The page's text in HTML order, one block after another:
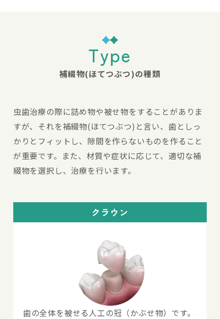
Type
補綴物(ほてつぶつ)の種類
虫歯治療の際に詰め物や被せ物をすることがありま
すが、それを補綴物(ほてつぶつ)と言い、歯としっ
かりとフィットし、隙間を作らないものを作ること
が重要です。また、材質や症状に応じて、適切な補
綴物を選択し、治療を行います。
クラウン
歯の全体を被せる人工の冠（かぶせ物）です。